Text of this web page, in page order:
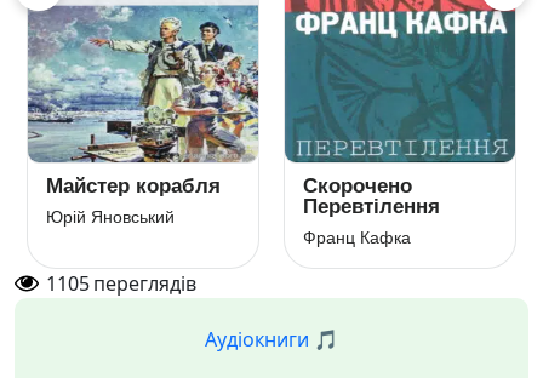
Майстер корабля
Юрій Яновський
Скорочено
Перевтілення
Франц Кафка
1105переглядів
Аудіокниги 🎵